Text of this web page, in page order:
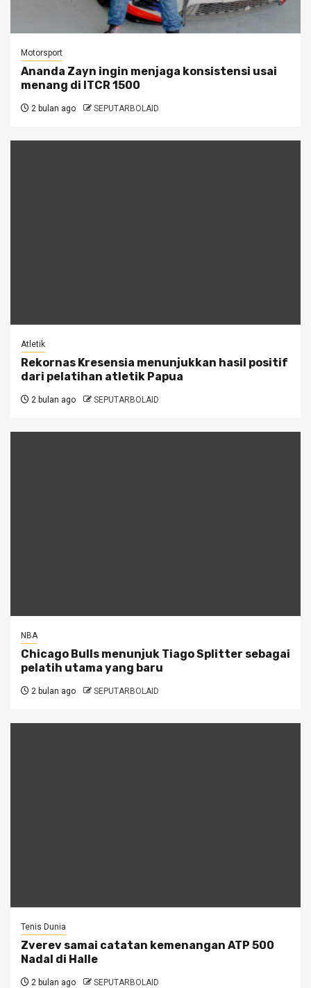
Motorsport
Ananda Zayn ingin menjaga konsistensi usai
menang di ITCR 1500
2 bulan ago SEPUTARBOLAID
Atletik
Rekornas Kresensia menunjukkan hasil positif
dari pelatihan atletik Papua
2 bulan ago SEPUTARBOLAID
NBA
Chicago Bulls menunjuk Tiago Splitter sebagai
pelatih utama yang baru
2 bulan ago SEPUTARBOLAID
Tenis Dunia
Zverev samai catatan kemenangan ATP 500
Nadal di Halle
2 bulan ago SEPUTARBOLAID